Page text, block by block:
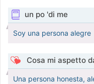
un po 'di me
Soy una persona alegre
Cosa mi aspetto
Una persona honesta,